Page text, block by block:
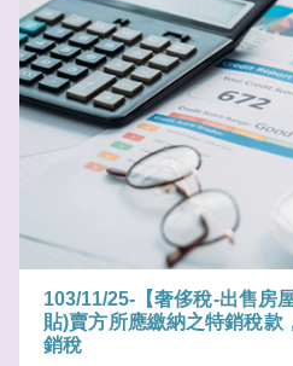
103/11/25-【奢侈稅-出售房
貼)賣方所應繳納之特銷稅款
銷稅